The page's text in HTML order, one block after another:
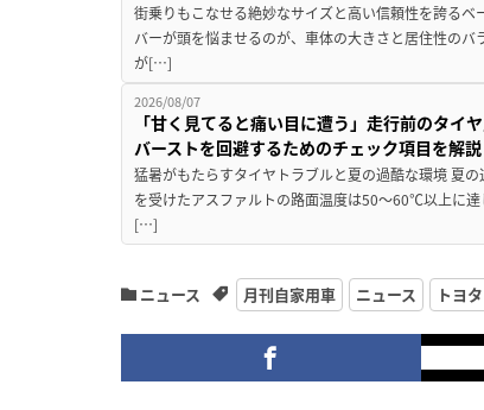
街乗りもこなせる絶妙なサイズと高い信頼性を誇る
バーが頭を悩ませるのが、車体の大きさと居住性の
が[…]
2026/08/07
「甘く見てると痛い目に遭う」走行前のタイ
バーストを回避するためのチェック項目を解説
猛暑がもたらすタイヤトラブルと夏の過酷な環境 夏
を受けたアスファルトの路面温度は50〜60℃以上に
[…]
ニュース 月刊自家用車 ニュース トヨタ